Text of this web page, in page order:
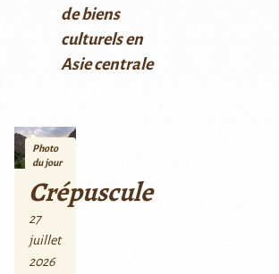
de biens
culturels en
Asie centrale
Photo
du jour
Crépuscule
27
juillet
2026